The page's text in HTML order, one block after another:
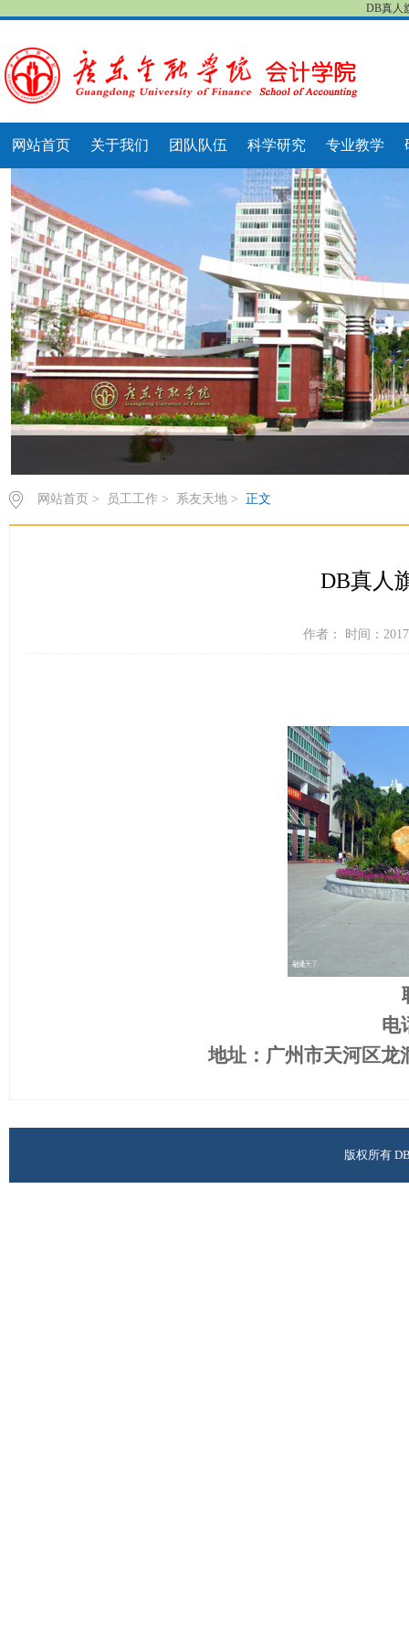
DB真人
网站首页 关于我们 团队队伍 科学研究 专业教学
网站首页 > 员工工作 > 系友天地 > 正文
DB真人
作者： 时间：
电
地址：广州市天河区龙
版权所有